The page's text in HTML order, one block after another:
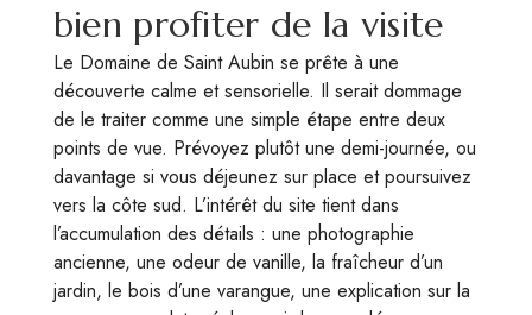
bien profiter de la visite
Le Domaine de Saint Aubin se prête à une
découverte calme et sensorielle. Il serait dommage
de le traiter comme une simple étape entre deux
points de vue. Prévoyez plutôt une demi-journée, ou
davantage si vous déjeunez sur place et poursuivez
vers la côte sud. L’intérêt du site tient dans
l’accumulation des détails : une photographie
ancienne, une odeur de vanille, la fraîcheur d’un
jardin, le bois d’une varangue, une explication sur la